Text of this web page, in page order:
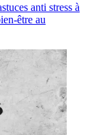
anti stress à
être au